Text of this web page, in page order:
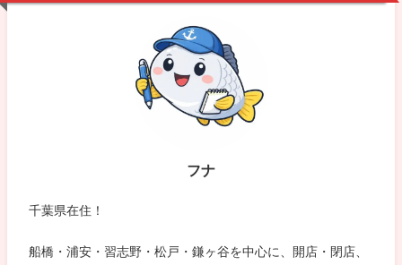
フナ
千葉県在住！
船橋・浦安・習志野・松戸・鎌ヶ谷を中心に、開店・閉店、